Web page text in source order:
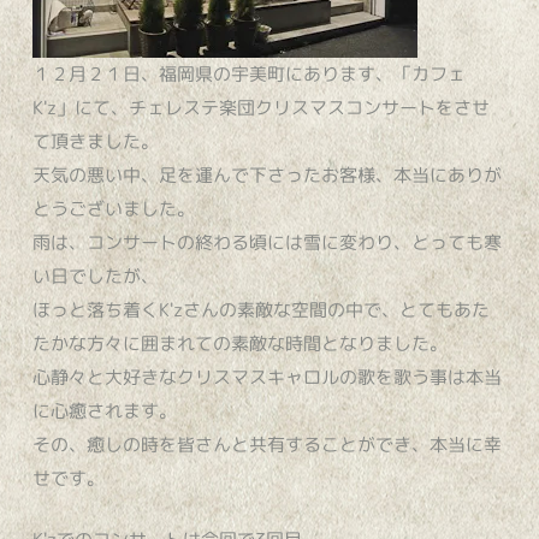
１２月２１日、福岡県の宇美町にあります、「カフェ
K'z」にて、チェレステ楽団クリスマスコンサートをさせ
て頂きました。
天気の悪い中、足を運んで下さったお客様、本当にありが
とうございました。
雨は、コンサートの終わる頃には雪に変わり、とっても寒
い日でしたが、
ほっと落ち着くK'zさんの素敵な空間の中で、とてもあた
たかな方々に囲まれての素敵な時間となりました。
心静々と大好きなクリスマスキャロルの歌を歌う事は本当
に心癒されます。
その、癒しの時を皆さんと共有することができ、本当に幸
せです。